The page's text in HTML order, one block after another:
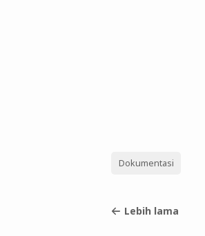
Dokumentasi
Lebih lama